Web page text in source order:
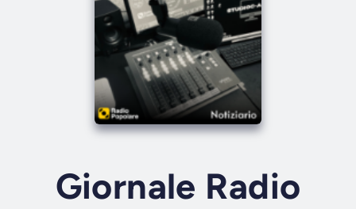
Giornale Radio